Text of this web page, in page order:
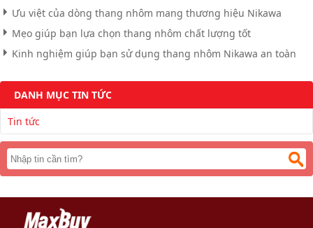
Ưu việt của dòng thang nhôm mang thương hiệu Nikawa
Mẹo giúp bạn lựa chọn thang nhôm chất lượng tốt
Kinh nghiệm giúp bạn sử dụng thang nhôm Nikawa an toàn
DANH MỤC TIN TỨC
Tin tức